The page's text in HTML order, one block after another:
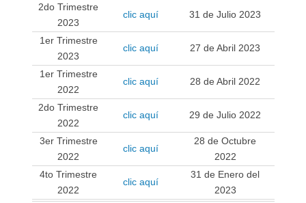
2do Trimestre
2023
clic aquí 31 de Julio 2023
1er Trimestre
2023
clic aquí 27 de Abril 2023
1er Trimestre
2022
clic aquí 28 de Abril 2022
2do Trimestre
2022
clic aquí 29 de Julio 2022
3er Trimestre
2022
clic aquí
28 de Octubre
2022
4to Trimestre
2022
clic aquí
31 de Enero del
2023